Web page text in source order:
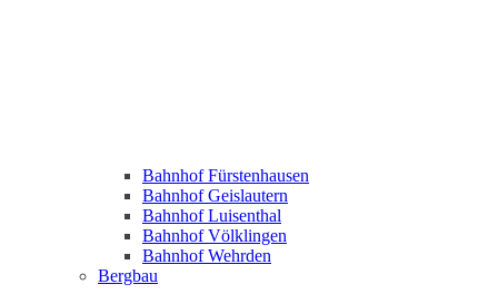
Bahnhof Fürstenhausen
Bahnhof Geislautern
Bahnhof Luisenthal
Bahnhof Völklingen
Bahnhof Wehrden
Bergbau